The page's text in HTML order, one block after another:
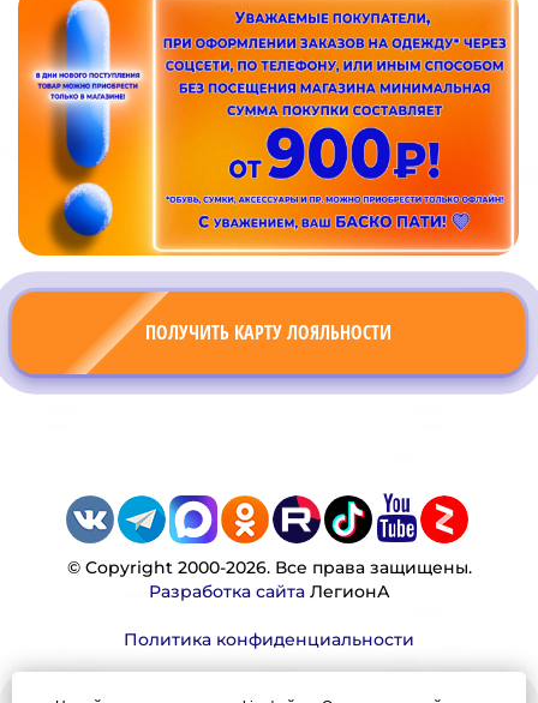
ПОЛУЧИТЬ КАРТУ ЛОЯЛЬНОСТИ
© Copyright 2000-2026. Все права защищены.
Разработка сайтаЛегионА
Политика конфиденциальности